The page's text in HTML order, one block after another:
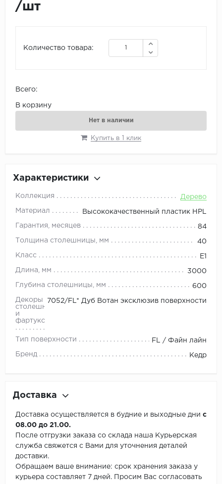
/шт
Количество товара:
Всего:
В корзину
Нет в наличии
Купить в 1 клик
Характеристики
Коллекция Дерево
Материал Высококачественный пластик HPL
Гарантия, месяцев 84
Толщина столешницы, мм 40
Класс E1
Длина, мм 3000
Глубина столешницы, мм 600
Декоры
столешниц
и
фартуков
7052/FL* Дуб Вотан эксклюзив поверхности
Тип поверхности FL / Файн лайн
Бренд Кедр
Доставка
Доставка осуществляется в будние и выходные дни с
08.00 до 21.00.
После отгрузки заказа со склада наша Курьерская
служба свяжется с Вами для уточнения деталей
доставки.
Обращаем ваше внимание: срок хранения заказа у
курьера составляет 7 дней. Просим Вас согласовать